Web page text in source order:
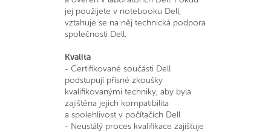
jej použijete v notebooku Dell,
vztahuje se na něj technická podpora
společnosti Dell.
Kvalita
- Certifikované součásti Dell
podstupují přísné zkoušky
kvalifikovanými techniky, aby byla
zajištěna jejich kompatibilita
a spolehlivost v počítačích Dell
- Neustálý proces kvalifikace zajišťuje